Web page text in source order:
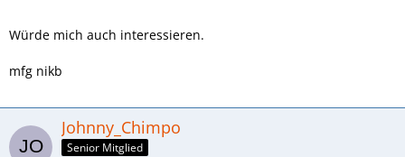
Würde mich auch interessieren.
mfg nikb
Johnny_Chimpo
Senior Mitglied